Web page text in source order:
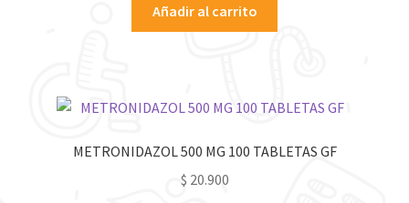
Añadir al carrito
METRONIDAZOL 500 MG 100 TABLETAS GF
$ 20.900